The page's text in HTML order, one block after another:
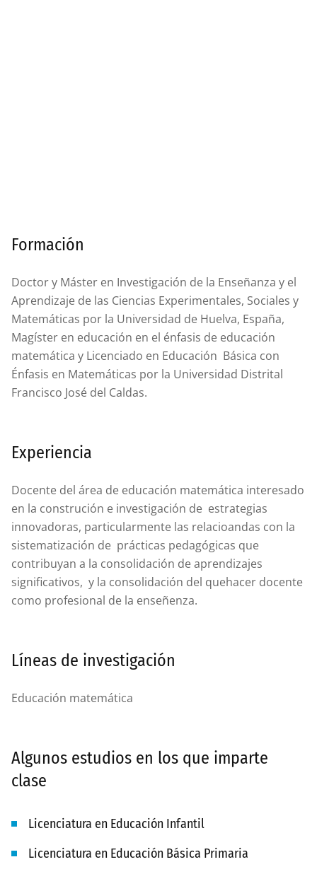
Formación
Doctor y Máster en Investigación de la Enseñanza y el
Aprendizaje de las Ciencias Experimentales, Sociales y
Matemáticas por la Universidad de Huelva, España,
Magíster en educación en el énfasis de educación
matemática y Licenciado en Educación Básica con
Énfasis en Matemáticas por la Universidad Distrital
Francisco José del Caldas.
Experiencia
Docente del área de educación matemática interesado
en la construción e investigación de estrategias
innovadoras, particularmente las relacioandas con la
sistematización de prácticas pedagógicas que
contribuyan a la consolidación de aprendizajes
significativos, y la consolidación del quehacer docente
como profesional de la enseñenza.
Líneas de investigación
Educación matemática
Algunos estudios en los que imparte
clase
Licenciatura en Educación Infantil
Licenciatura en Educación Básica Primaria